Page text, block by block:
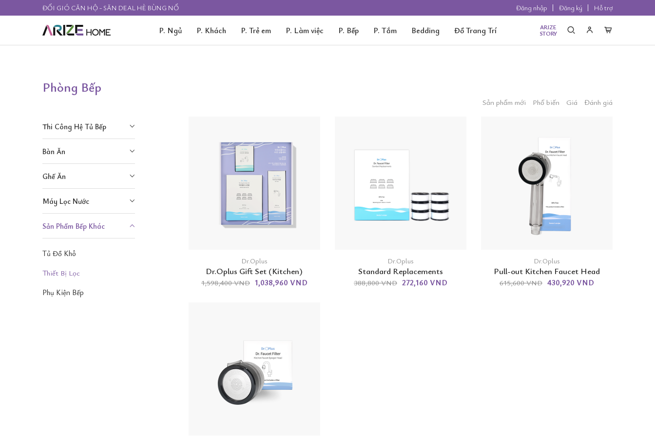
ĐỔI GIÓ CĂN HỘ - SĂN DEAL HÈ BÙNG NỔ Đăng nhập Đăng ký Hỗ trợ
P. Ngủ P. Khách P. Trẻ em P. Làm việc P. Bếp P. Tắm Bedding Đồ Trang Trí
ARIZE
STORY
Phòng Bếp
Thi Công Hệ Tủ Bếp
Bàn Ăn
Ghế Ăn
Máy Lọc Nước
Sản Phẩm Bếp Khác
Tủ Đồ Khô
Thiết Bị Lọc
Phụ Kiện Bếp
Sản phẩm mới Phổ biến Giá Đánh giá
Dr.Oplus
Dr.Oplus Gift Set (Kitchen)
1,598,400 VND 1,038,960 VND
Dr.Oplus
Standard Replacements
388,800 VND 272,160 VND
Dr.Oplus
Pull-out Kitchen Faucet Head
615,600 VND 430,920 VND